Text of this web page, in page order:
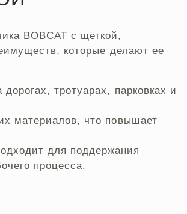
BOBCAT с щеткой,
которые делают ее
тротуарах, парковках и
материалов, что повышает
для поддержания
процесса.